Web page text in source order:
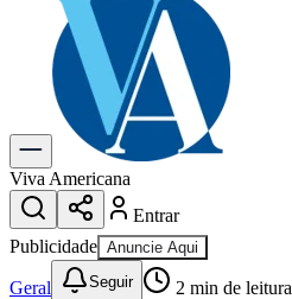
Últimas Notícias
Previsão do Tempo
Dia a Dia & Lazer
Gastronomia
Cinema & Shows
Para Sua Empresa
Anuncie no Portal
Cadastrar Empresa
Divulgar VagasNovo
Publicidade Legal
Viva Americana
Entrar
Publicidade Anuncie Aqui
Geral Seguir 2 min de leitura